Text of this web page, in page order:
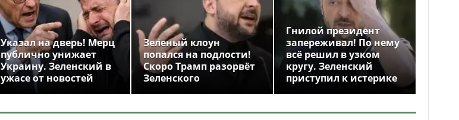
Указал на дверь! Мерц
публично унижает
Украину. Зеленский в
ужасе от новостей
Зеленый клоун
попался на подлости!
Скоро Трамп разорвёт
Зеленского
Гнилой президент
запереживал! По нему
всё решил в узком
кругу. Зеленский
приступил к истерике